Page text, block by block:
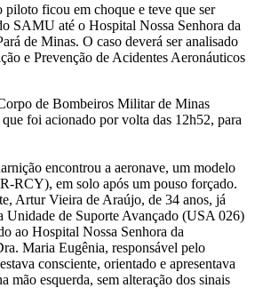
piloto ficou em choque e teve que ser
SAMU até o Hospital Nossa Senhora da
de Minas. O caso deverá ser analisado
e Prevenção de Acidentes Aeronáuticos
de Bombeiros Militar de Minas
foi acionado por volta das 12h52, para
encontrou a aeronave, um modelo
RCY), em solo após um pouso forçado.
Artur Vieira de Araújo, de 34 anos, já
Unidade de Suporte Avançado (USA 026)
ao Hospital Nossa Senhora da
Maria Eugênia, responsável pelo
consciente, orientado e apresentava
mão esquerda, sem alteração dos sinais